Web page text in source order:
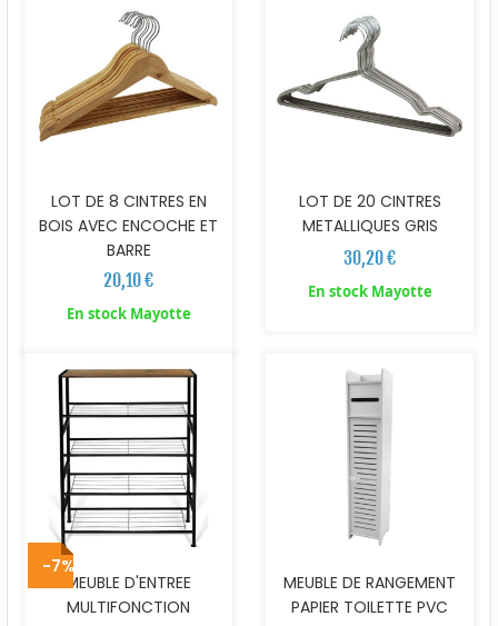
LOT DE 8 CINTRES EN
BOIS AVEC ENCOCHE ET
BARRE
20,10 €
En stock Mayotte
LOT DE 20 CINTRES
METALLIQUES GRIS
30,20 €
En stock Mayotte
MEUBLE D'ENTREE
MULTIFONCTION
MEUBLE DE RANGEMENT
PAPIER TOILETTE PVC
-7%